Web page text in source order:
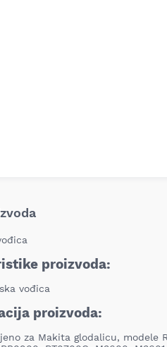
proizvoda:
vođica
proizvoda:
za Makita glodalicu, modele